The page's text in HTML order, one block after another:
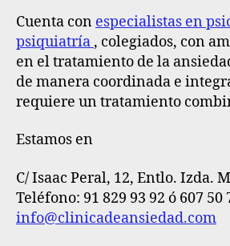
Cuenta con especialistas en
psiquiatría , colegiados, con
en el tratamiento de la
de manera coordinada e
requiere un tratamiento
Estamos en
C/ Isaac Peral, 12, Entlo. Izda.
Teléfono: 91 829 93 92 ó 607 50
info@clinicadeansiedad.com